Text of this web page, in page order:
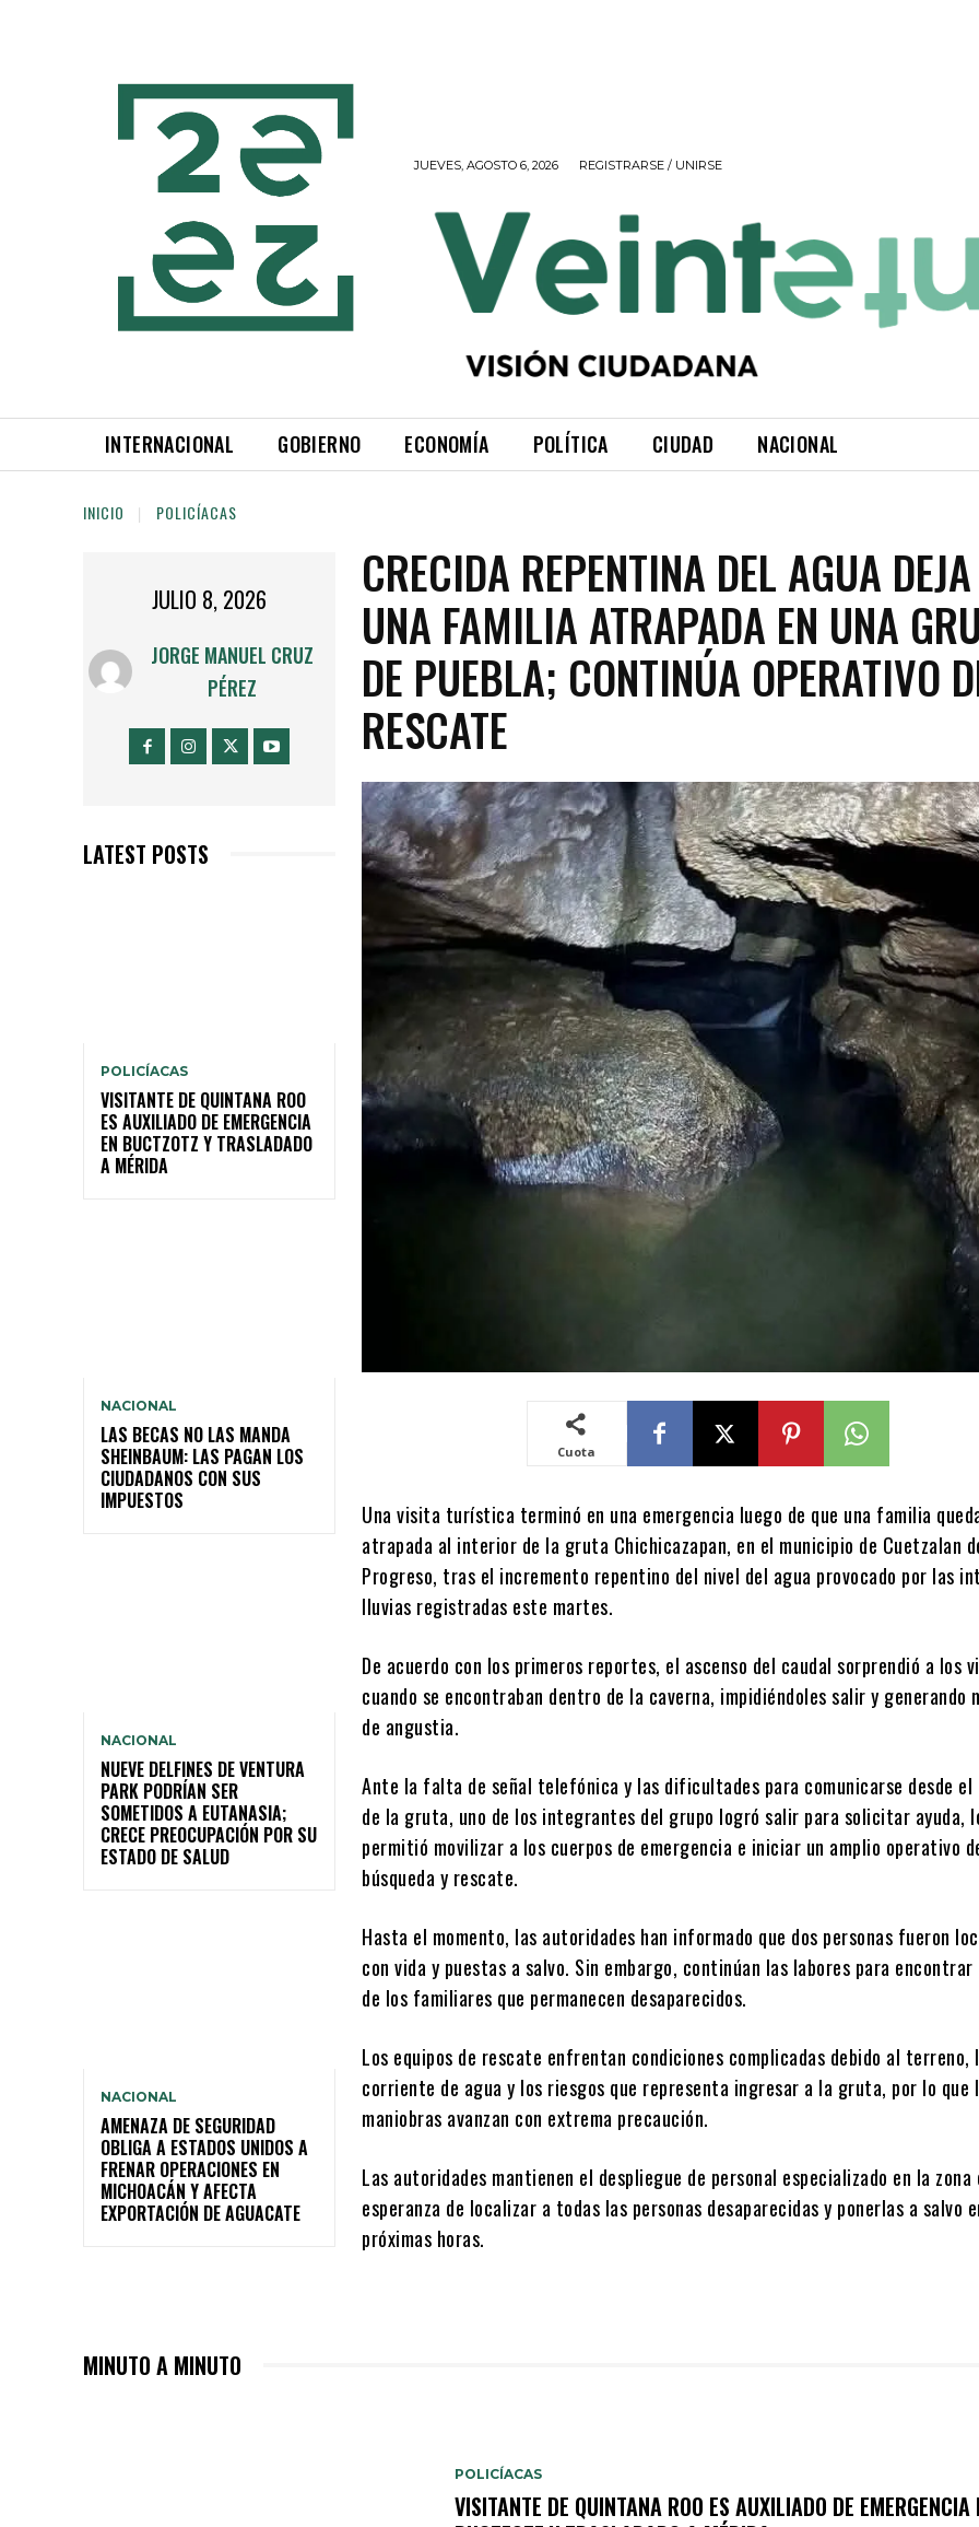
JUEVES, AGOSTO 6, 2026 REGISTRARSE / UNIRSE
INTERNACIONAL GOBIERNO ECONOMÍA POLÍTICA CIUDAD NACIONAL
INICIO POLICÍACAS
JULIO 8, 2026
JORGE MANUEL CRUZ
PÉREZ
LATEST POSTS
POLICÍACAS
VISITANTE DE QUINTANA ROO
ES AUXILIADO DE EMERGENCIA
EN BUCTZOTZ Y TRASLADADO
A MÉRIDA
NACIONAL
LAS BECAS NO LAS MANDA
SHEINBAUM: LAS PAGAN LOS
CIUDADANOS CON SUS
IMPUESTOS
NACIONAL
NUEVE DELFINES DE VENTURA
PARK PODRÍAN SER
SOMETIDOS A EUTANASIA;
CRECE PREOCUPACIÓN POR SU
ESTADO DE SALUD
NACIONAL
AMENAZA DE SEGURIDAD
OBLIGA A ESTADOS UNIDOS A
FRENAR OPERACIONES EN
MICHOACÁN Y AFECTA
EXPORTACIÓN DE AGUACATE
CRECIDA REPENTINA DEL AGUA
UNA FAMILIA ATRAPADA EN UNA
DE PUEBLA; CONTINÚA OPERATIVO
RESCATE
Cuota
Una visita turística terminó en una emergencia luego de que una familia
atrapada al interior de la gruta Chichicazapan, en el municipio de Cuetzalan
Progreso, tras el incremento repentino del nivel del agua provocado por las
lluvias registradas este martes.
De acuerdo con los primeros reportes, el ascenso del caudal sorprendió a los
cuando se encontraban dentro de la caverna, impidiéndoles salir y generando
de angustia.
Ante la falta de señal telefónica y las dificultades para comunicarse desde
de la gruta, uno de los integrantes del grupo logró salir para solicitar ayuda,
permitió movilizar a los cuerpos de emergencia e iniciar un amplio operativo
búsqueda y rescate.
Hasta el momento, las autoridades han informado que dos personas fueron
con vida y puestas a salvo. Sin embargo, continúan las labores para
de los familiares que permanecen desaparecidos.
Los equipos de rescate enfrentan condiciones complicadas debido al
corriente de agua y los riesgos que representa ingresar a la gruta, por lo que
maniobras avanzan con extrema precaución.
Las autoridades mantienen el despliegue de personal especializado en la zona
esperanza de localizar a todas las personas desaparecidas y ponerlas a salvo
próximas horas.
MINUTO A MINUTO
POLICÍACAS
VISITANTE DE QUINTANA ROO ES AUXILIADO DE EMERGENCIA